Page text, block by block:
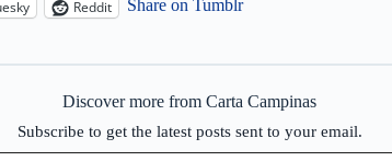
Reddit Share on Tumblr
Discover more from Carta Campinas
Subscribe to get the latest posts sent to your email.